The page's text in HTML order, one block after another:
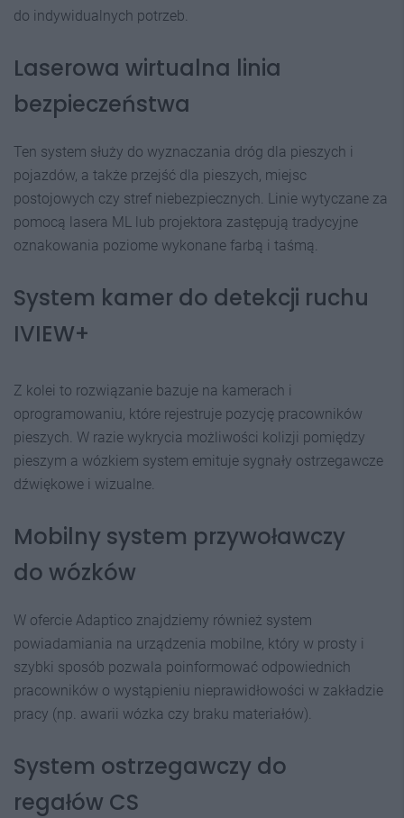
do indywidualnych potrzeb.
Laserowa wirtualna linia
bezpieczeństwa
Ten system służy do wyznaczania dróg dla pieszych i
pojazdów, a także przejść dla pieszych, miejsc
postojowych czy stref niebezpiecznych. Linie wytyczane za
pomocą lasera ML lub projektora zastępują tradycyjne
oznakowania poziome wykonane farbą i taśmą.
System kamer do detekcji ruchu
IVIEW+
Z kolei to rozwiązanie bazuje na kamerach i
oprogramowaniu, które rejestruje pozycję pracowników
pieszych. W razie wykrycia możliwości kolizji pomiędzy
pieszym a wózkiem system emituje sygnały ostrzegawcze
dźwiękowe i wizualne.
Mobilny system przywoławczy
do wózków
W ofercie Adaptico znajdziemy również system
powiadamiania na urządzenia mobilne, który w prosty i
szybki sposób pozwala poinformować odpowiednich
pracowników o wystąpieniu nieprawidłowości w zakładzie
pracy (np. awarii wózka czy braku materiałów).
System ostrzegawczy do
regałów CS